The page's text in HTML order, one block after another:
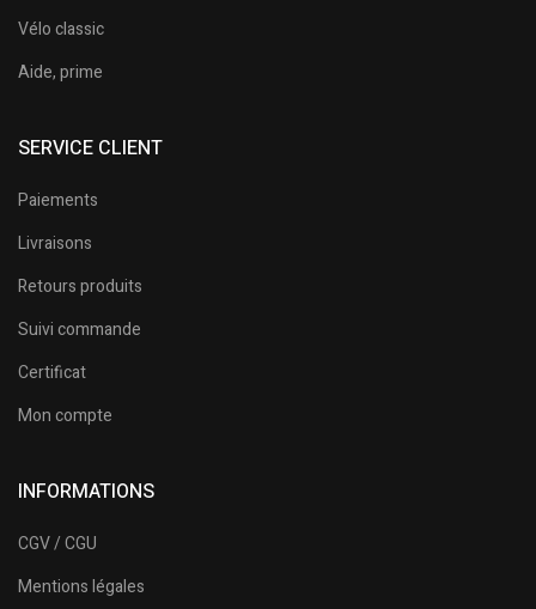
Vélo classic
Aide, prime
SERVICE CLIENT
Paiements
Livraisons
Retours produits
Suivi commande
Certificat
Mon compte
INFORMATIONS
CGV / CGU
Mentions légales